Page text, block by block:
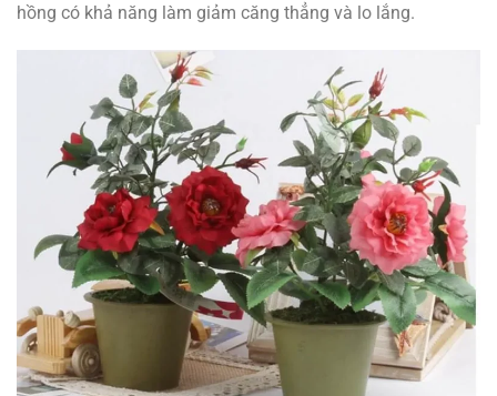
hồng có khả năng làm giảm căng thẳng và lo lắng.